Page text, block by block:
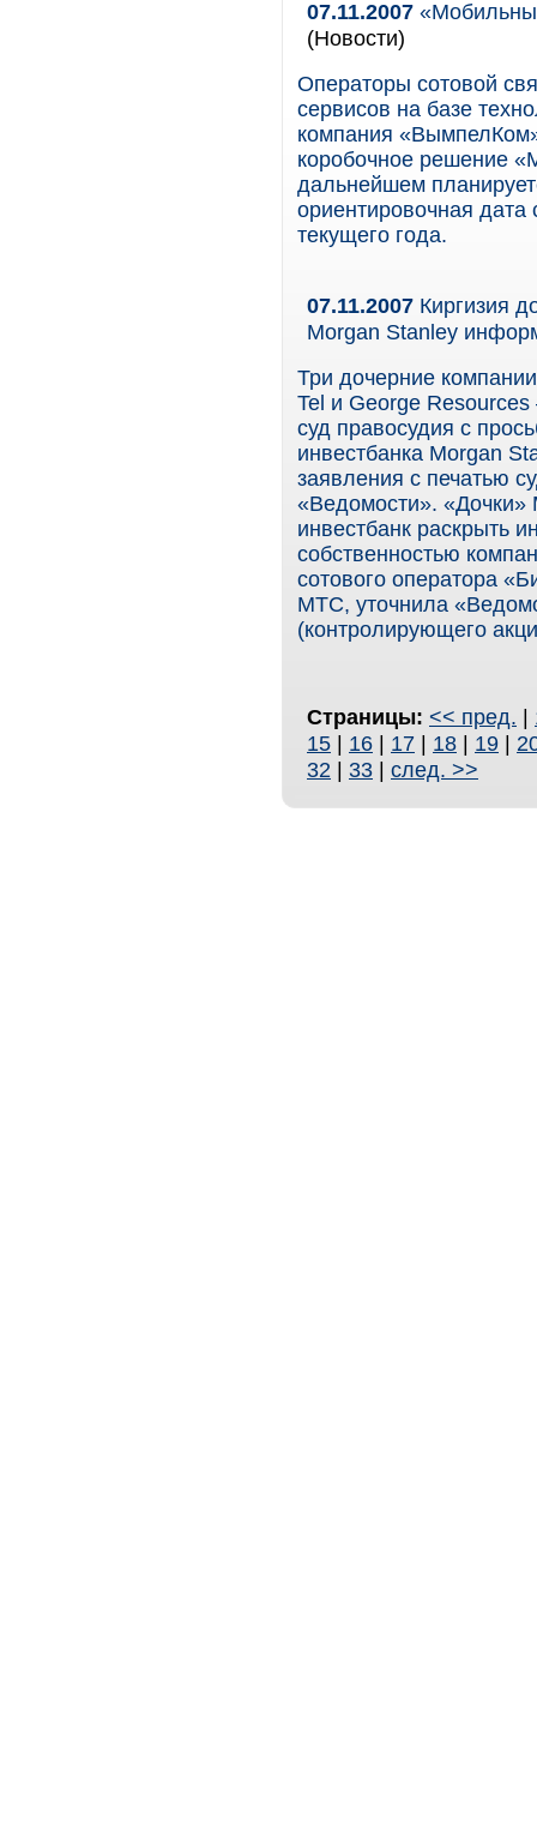
07.11.2007
(Новости)
Операторы сотовой
сервисов на базе
компания
коробочное решение
дальнейшем
ориентировочная дата
текущего года.
07.11.2007 Киргизия
Morgan Stanley
Три дочерние
Tel и George
суд правосудия с
инвестбанка Morgan
заявления с печатью
«Ведомости». «Дочки»
инвестбанк раскрыть
собственностью
сотового оператора
МТС, уточнила
(контролирующего
Страницы: << пред. |
15 | 16 | 17 | 18 | 19 |
32 | 33 | след. >>